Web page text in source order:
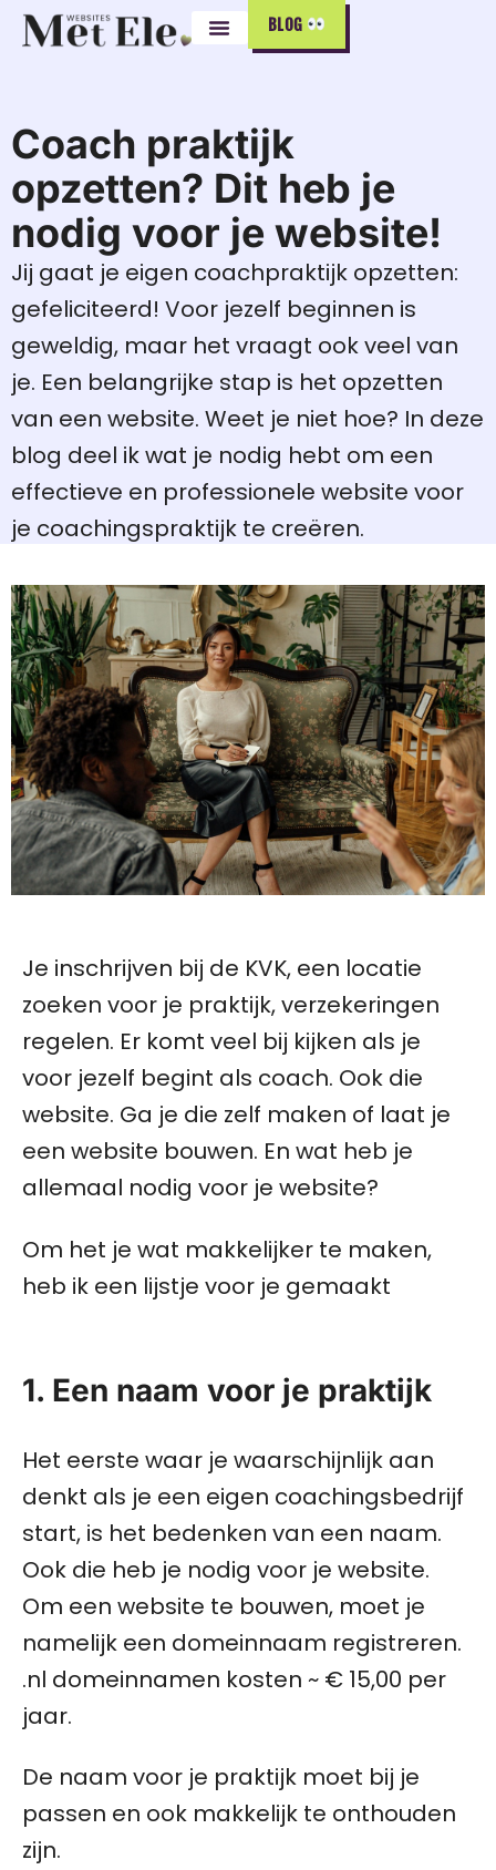
BLOG
Coach praktijk
opzetten? Dit heb je
nodig voor je website!
Jij gaat je eigen coachpraktijk opzetten:
gefeliciteerd! Voor jezelf beginnen is
geweldig, maar het vraagt ook veel van
je. Een belangrijke stap is het opzetten
van een website. Weet je niet hoe? In deze
blog deel ik wat je nodig hebt om een
effectieve en professionele website voor
je coachingspraktijk te creëren.
Je inschrijven bij de KVK, een locatie
zoeken voor je praktijk, verzekeringen
regelen. Er komt veel bij kijken als je
voor jezelf begint als coach. Ook die
website. Ga je die zelf maken of laat je
een website bouwen. En wat heb je
allemaal nodig voor je website?
Om het je wat makkelijker te maken,
heb ik een lijstje voor je gemaakt
1. Een naam voor je praktijk
Het eerste waar je waarschijnlijk aan
denkt als je een eigen coachingsbedrijf
start, is het bedenken van een naam.
Ook die heb je nodig voor je website.
Om een website te bouwen, moet je
namelijk een domeinnaam registreren.
.nl domeinnamen kosten ~ € 15,00 per
jaar.
De naam voor je praktijk moet bij je
passen en ook makkelijk te onthouden
zijn.